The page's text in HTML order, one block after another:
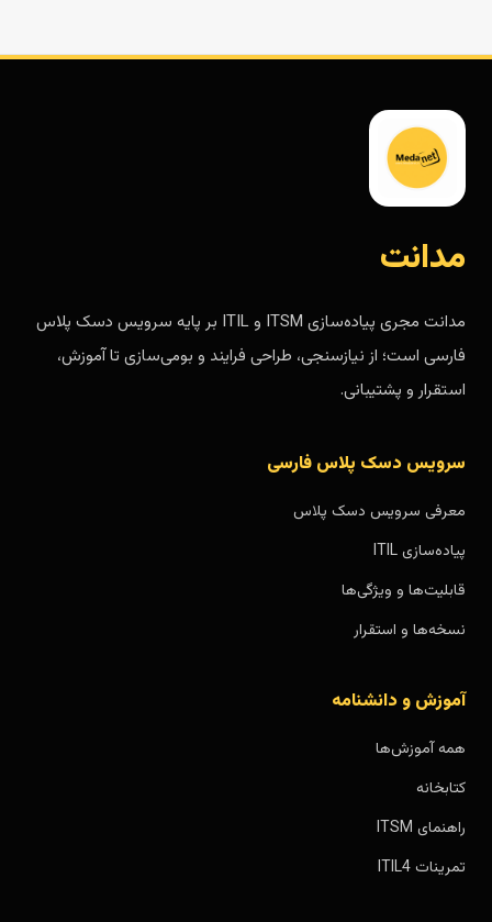
مدانت
مدانت مجری پیاده‌سازی ITSM و ITIL بر پایه سرویس دسک پلاس
فارسی است؛ از نیازسنجی، طراحی فرایند و بومی‌سازی تا آموزش،
استقرار و پشتیبانی.
سرویس دسک پلاس فارسی
معرفی سرویس دسک پلاس
پیاده‌سازی ITIL
قابلیت‌ها و ویژگی‌ها
نسخه‌ها و استقرار
آموزش و دانشنامه
همه آموزش‌ها
کتابخانه
راهنمای ITSM
تمرینات ITIL4